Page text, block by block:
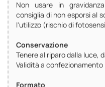
Non usare in
consiglia di non esporsi al
l'utilizzo (rischio di
Conservazione
Tenere al riparo dalla luce,
Validità a
Formato